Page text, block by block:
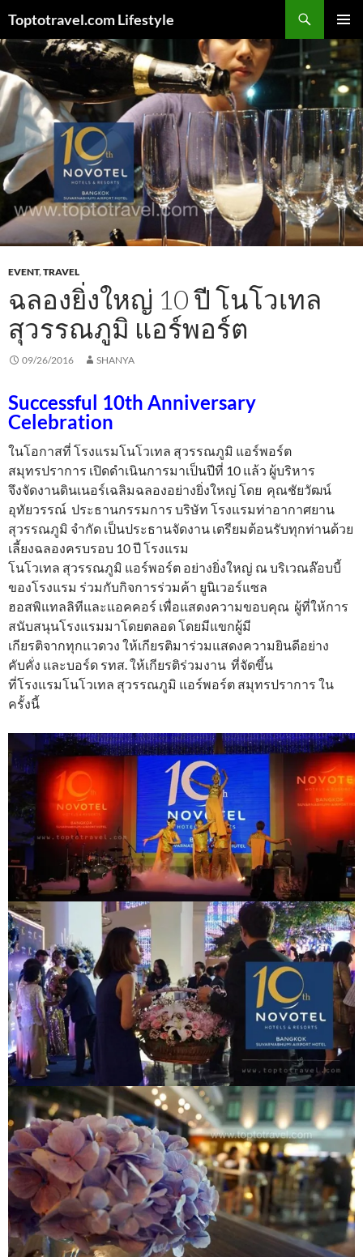
content
Toptotravel.com Lifestyle
MENU
EVENT,TRAVEL
ฉลองยิ่งใหญ่ 10 ปี โนโวเทล
สุวรรณภูมิ แอร์พอร์ต
09/26/2016 SHANYA
Successful 10th Anniversary
Celebration
ในโอกาสที่ โรงแรมโนโวเทล สุวรรณภูมิ แอร์พอร์ต
สมุทรปราการ เปิดดำเนินการมาเป็นปีที่ 10 แล้ว ผู้บริหาร
จึงจัดงานดินเนอร์เฉลิมฉลองอย่างยิ่งใหญ่ โดย คุณชัยวัฒน์
อุทัยวรรณ์ ประธานกรรมการ บริษัท โรงแรมท่าอากาศยาน
สุวรรณภูมิ จำกัด เป็นประธานจัดงาน เตรียมต้อนรับทุกท่านด้วย
เลี้ยงฉลองครบรอบ 10 ปี โรงแรม
โนโวเทล สุวรรณภูมิ แอร์พอร์ต อย่างยิ่งใหญ่ ณ บริเวณล๊อบบี้
ของโรงแรม ร่วมกับกิจการร่วมค้า ยูนิเวอร์แซล
ฮอสพิแทลลิทีและแอคคอร์ เพื่อแสดงความขอบคุณ ผู้ที่ให้การ
สนับสนุนโรงแรมมาโดยตลอด โดยมีแขกผู้มี
เกียรติจากทุกแวดวง ให้เกียรติมาร่วมแสดงความยินดีอย่าง
คับคั่ง และบอร์ด รทส. ให้เกียรติร่วมงาน ที่จัดขึ้น
ที่โรงแรมโนโวเทล สุวรรณภูมิ แอร์พอร์ต สมุทรปราการ ใน
ครั้งนี้